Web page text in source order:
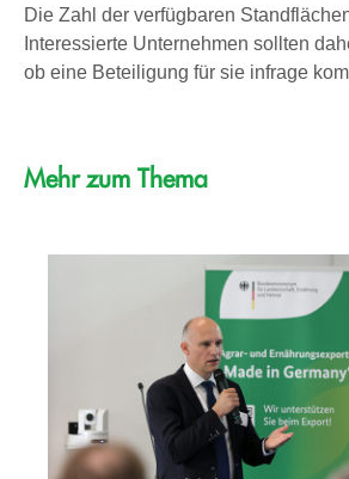
Die Zahl der verfügbaren
Interessierte Unternehmen sollten
ob eine Beteiligung für sie infrage
Mehr zum Thema